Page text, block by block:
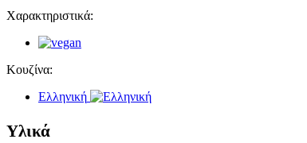
Χαρακτηριστικά:
Κουζίνα:
Ελληνική
Υλικά